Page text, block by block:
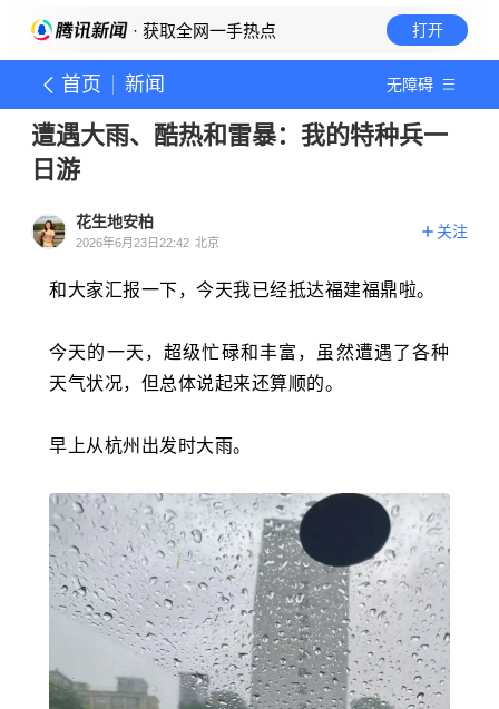
· 获取全网一手热点 打开
首页 新闻 无障碍
遭遇大雨、酷热和雷暴：我的特种兵一
日游
花生地安柏
2026年6月23日22:42 北京
关注
和大家汇报一下，今天我已经抵达福建福鼎啦。
今天的一天，超级忙碌和丰富，虽然遭遇了各种
天气状况，但总体说起来还算顺的。
早上从杭州出发时大雨。